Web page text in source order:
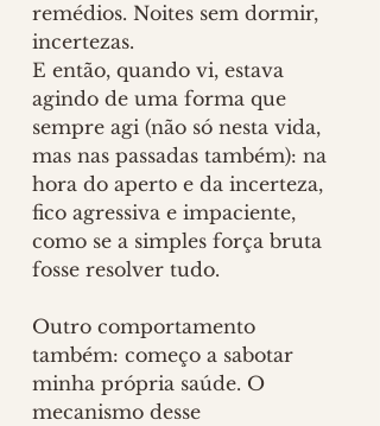
remédios. Noites sem dormir,
incertezas.
E então, quando vi, estava
agindo de uma forma que
sempre agi (não só nesta vida,
mas nas passadas também): na
hora do aperto e da incerteza,
fico agressiva e impaciente,
como se a simples força bruta
fosse resolver tudo.
Outro comportamento
também: começo a sabotar
minha própria saúde. O
mecanismo desse